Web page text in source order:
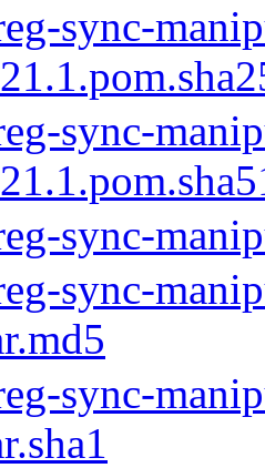
sync-
sync-
sync-
sync-
sync-